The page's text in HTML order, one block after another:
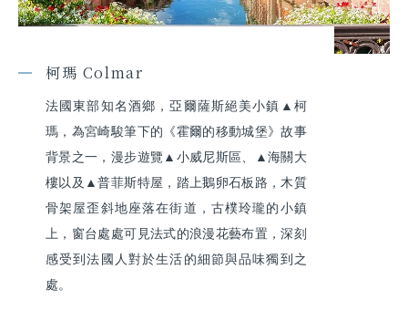
柯瑪 Colmar
法國東部知名酒鄉，亞爾薩斯絕美小鎮▲柯
瑪，為宮崎駿筆下的《霍爾的移動城堡》故事
背景之一，漫步遊覽▲小威尼斯區、▲海關大
樓以及▲普菲斯特屋，踏上鵝卵石板路，木質
骨架屋歪斜地座落在街道，古樸玲瓏的小鎮
上，窗台處處可見法式的浪漫花藝布置，深刻
感受到法國人對於生活的細節與品味獨到之
處。